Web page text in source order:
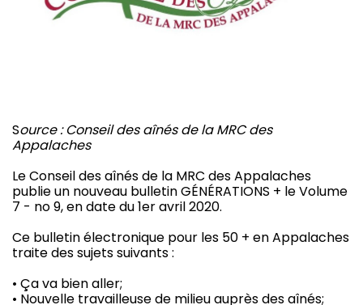
Source : Conseil des aînés de la MRC des
Appalaches
Le Conseil des aînés de la MRC des Appalaches
publie un nouveau bulletin GÉNÉRATIONS + le Volume
7 - no 9, en date du 1er avril 2020.
Ce bulletin électronique pour les 50 + en Appalaches
traite des sujets suivants :
• Ça va bien aller;
• Nouvelle travailleuse de milieu auprès des aînés;